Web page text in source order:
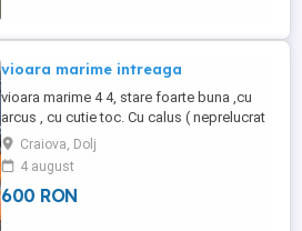
vioara marime intreaga
vioara marime 4 4, stare foarte buna ,cu
arcus , cu cutie toc. Cu calus ( neprelucrat
) si corzi noi. Pret 600 lei.
Craiova, Dolj
4 august
600 RON